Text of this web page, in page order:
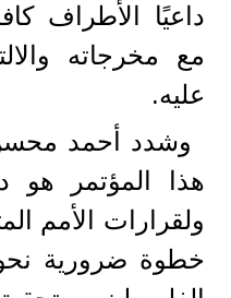
داعيًا الأطراف
مع مخرجاته
عليه.
وشدد أحمد
هذا المؤتمر هو
ولقرارات الأمم
خطوة ضرورية نحو